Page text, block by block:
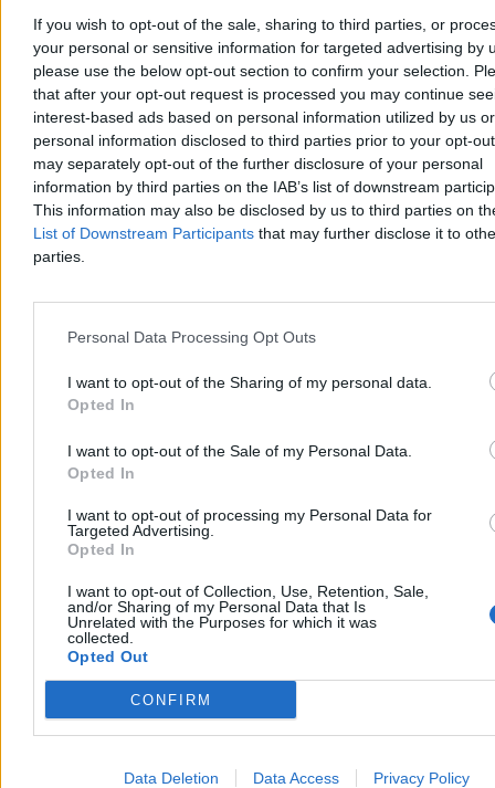
If you wish to opt-out of the sale, sharing to third parties, or
your personal or sensitive information for targeted advertising by
please use the below opt-out section to confirm your selection.
that after your opt-out request is processed you may continue
interest-based ads based on personal information utilized by us or
personal information disclosed to third parties prior to your opt-
may separately opt-out of the further disclosure of your personal
information by third parties on the IAB’s list of downstream
This information may also be disclosed by us to third parties on
List of Downstream Participants that may further disclose it to
parties.
Personal Data Processing Opt Outs
I want to opt-out of the Sharing of my personal data.
Opted In
I want to opt-out of the Sale of my Personal Data.
Opted In
I want to opt-out of processing my Personal Data for
Targeted Advertising.
Opted In
I want to opt-out of Collection, Use, Retention, Sale,
and/or Sharing of my Personal Data that Is
Unrelated with the Purposes for which it was
collected.
Opted Out
CONFIRM
Data Deletion Data Access Privacy Policy
Bartosz Michalski
Dzisiaj 09:49
14 min
Reklama
Reklama
Kraj